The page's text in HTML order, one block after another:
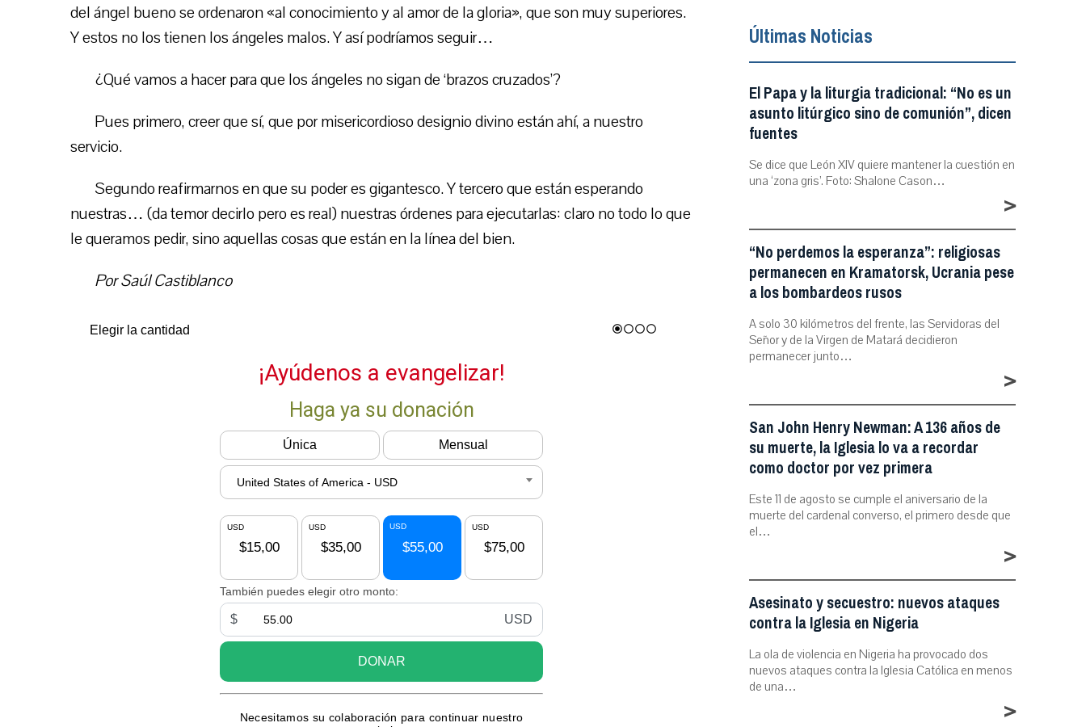
del ángel bueno se ordenaron «al conocimiento y al amor de la gloria», que son muy superiores.
Y estos no los tienen los ángeles malos. Y así podríamos seguir…
¿Qué vamos a hacer para que los ángeles no sigan de ‘brazos cruzados’?
Pues primero, creer que sí, que por misericordioso designio divino están ahí, a nuestro
servicio.
Segundo reafirmarnos en que su poder es gigantesco. Y tercero que están esperando
nuestras… (da temor decirlo pero es real) nuestras órdenes para ejecutarlas: claro no todo lo que
le queramos pedir, sino aquellas cosas que están en la línea del bien.
Por Saúl Castiblanco
Últimas Noticias
El Papa y la liturgia tradicional: “No es un
asunto litúrgico sino de comunión”, dicen
fuentes
Se dice que León XIV quiere mantener la cuestión en
una ‘zona gris’. Foto: Shalone Cason…
>
“No perdemos la esperanza”: religiosas
permanecen en Kramatorsk, Ucrania pese
a los bombardeos rusos
A solo 30 kilómetros del frente, las Servidoras del
Señor y de la Virgen de Matará decidieron
permanecer junto…
>
San John Henry Newman: A 136 años de
su muerte, la Iglesia lo va a recordar
como doctor por vez primera
Este 11 de agosto se cumple el aniversario de la
muerte del cardenal converso, el primero desde que
el…
>
Asesinato y secuestro: nuevos ataques
contra la Iglesia en Nigeria
La ola de violencia en Nigeria ha provocado dos
nuevos ataques contra la Iglesia Católica en menos
de una…
>